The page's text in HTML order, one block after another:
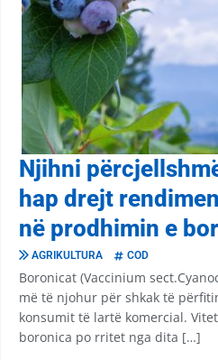
Njihni
hap drejt
në prodhimin e
AGRIKULTURA COD
Boronicat (Vaccinium
më të njohur për shkak të
konsumit të lartë komercial.
boronica po rritet nga dita […]